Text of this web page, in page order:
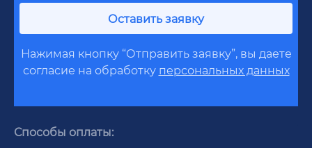
Способы оплаты:
Оставить заявку
Нажимая кнопку “Отправить заявку”, вы даете
согласие на обработку персональных данных